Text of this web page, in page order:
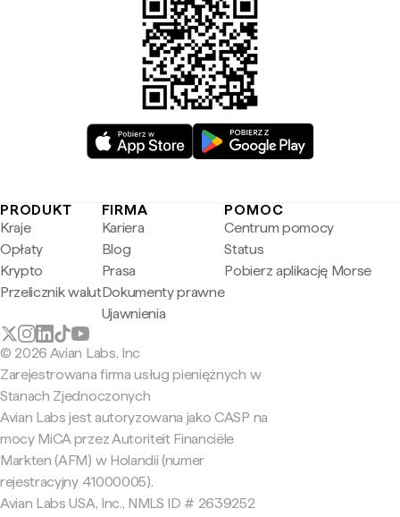
PRODUKT
Kraje
Opłaty
Krypto
Przelicznik walut
FIRMA
Kariera
Blog
Prasa
Dokumenty prawne
Ujawnienia
POMOC
Centrum pomocy
Status
Pobierz aplikację Morse
© 2026 Avian Labs, Inc
Zarejestrowana firma usług pieniężnych w
Stanach Zjednoczonych
Avian Labs jest autoryzowana jako CASP na
mocy MiCA przez Autoriteit Financiële
Markten (AFM) w Holandii (numer
rejestracyjny 41000005).
Avian Labs USA, Inc., NMLS ID # 2639252